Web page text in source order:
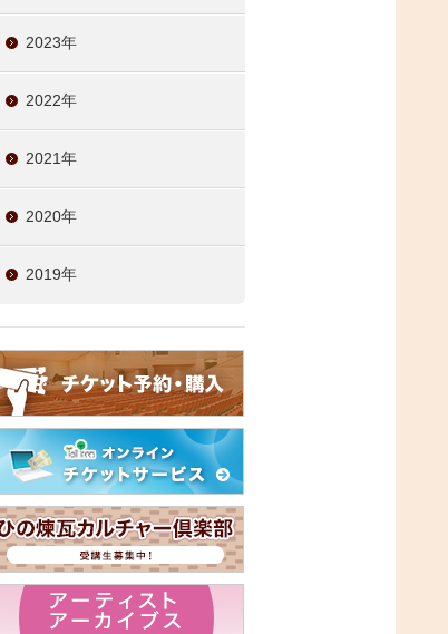
2023年
2022年
2021年
2020年
2019年